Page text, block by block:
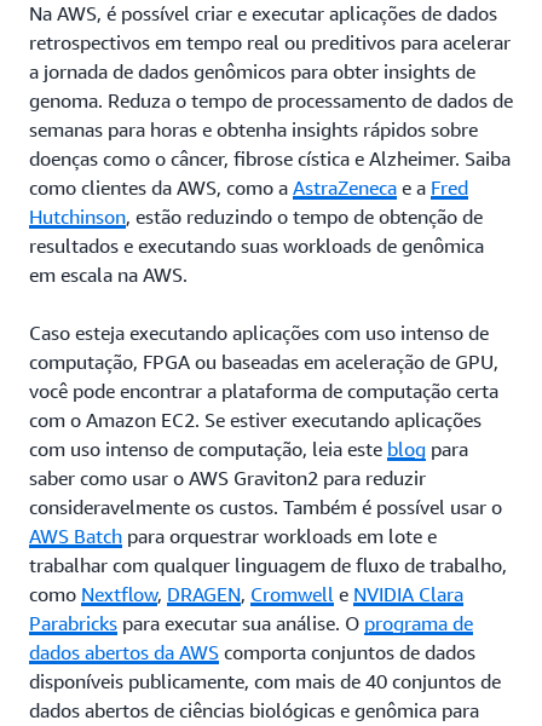
Na AWS, é possível criar e executar aplicações de dados
retrospectivos em tempo real ou preditivos para acelerar
a jornada de dados genômicos para obter insights de
genoma. Reduza o tempo de processamento de dados de
semanas para horas e obtenha insights rápidos sobre
doenças como o câncer, fibrose cística e Alzheimer. Saiba
como clientes da AWS, como a AstraZeneca e a Fred
Hutchinson, estão reduzindo o tempo de obtenção de
resultados e executando suas workloads de genômica
em escala na AWS.
Caso esteja executando aplicações com uso intenso de
computação, FPGA ou baseadas em aceleração de GPU,
você pode encontrar a plataforma de computação certa
com o Amazon EC2. Se estiver executando aplicações
com uso intenso de computação, leia este blog para
saber como usar o AWS Graviton2 para reduzir
consideravelmente os custos. Também é possível usar o
AWS Batch para orquestrar workloads em lote e
trabalhar com qualquer linguagem de fluxo de trabalho,
como Nextflow, DRAGEN, Cromwell e NVIDIA Clara
Parabricks para executar sua análise. O programa de
dados abertos da AWS comporta conjuntos de dados
disponíveis publicamente, com mais de 40 conjuntos de
dados abertos de ciências biológicas e genômica para